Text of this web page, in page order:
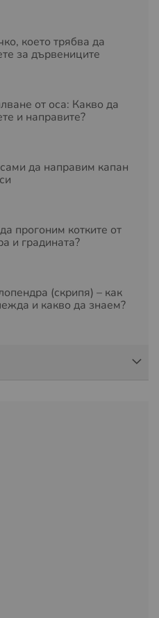
което трябва да
за дървениците
от оса: Какво да
и направите?
да направим капан
прогоним котките от
и градината?
(скрипя) – как
и какво да знаем?